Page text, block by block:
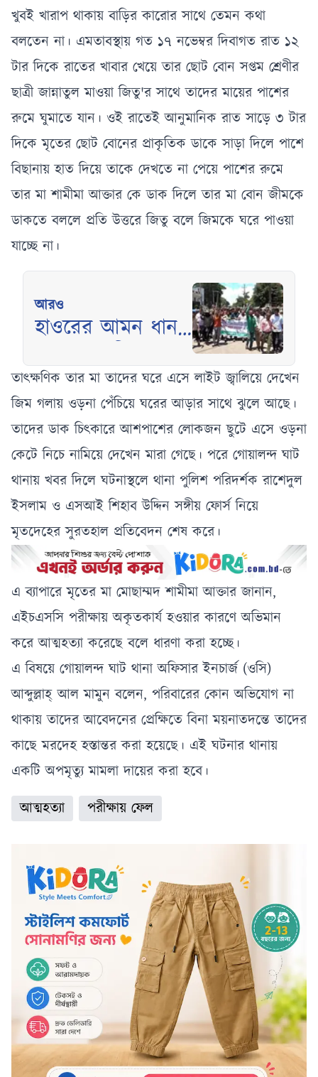
খুবই খারাপ থাকায় বাড়ির কারোর সাথে তেমন কথা
বলতেন না। এমতাবস্থায় গত ১৭ নভেম্বর দিবাগত রাত ১২
টার দিকে রাতের খাবার খেয়ে তার ছোট বোন সপ্তম শ্রেণীর
ছাত্রী জান্নাতুল মাওয়া জিতু'র সাথে তাদের মায়ের পাশের
রুমে ঘুমাতে যান। ওই রাতেই আনুমানিক রাত সাড়ে ৩ টার
দিকে মৃতের ছোট বোনের প্রাকৃতিক ডাকে সাড়া দিলে পাশে
বিছানায় হাত দিয়ে তাকে দেখতে না পেয়ে পাশের রুমে
তার মা শামীমা আক্তার কে ডাক দিলে তার মা বোন জীমকে
ডাকতে বললে প্রতি উত্তরে জিতু বলে জিমকে ঘরে পাওয়া
যাচ্ছে না।
আরও
হাওরের আমন ধান
নিষ্কাশনের দাবিতে
মৌলভীবাজারে
বিক্ষোভ
তাৎক্ষণিক তার মা তাদের ঘরে এসে লাইট জ্বালিয়ে দেখেন
জিম গলায় ওড়না পেঁচিয়ে ঘরের আড়ার সাথে ঝুলে আছে।
তাদের ডাক চিৎকারে আশপাশের লোকজন ছুটে এসে ওড়না
কেটে নিচে নামিয়ে দেখেন মারা গেছে। পরে গোয়ালন্দ ঘাট
থানায় খবর দিলে ঘটনাস্থলে থানা পুলিশ পরিদর্শক রাশেদুল
ইসলাম ও এস‌আই শিহাব উদ্দিন সঙ্গীয় ফোর্স নিয়ে
মৃতদেহের সুরতহাল প্রতিবেদন শেষ করে।
এ ব্যাপারে মৃতের মা মোছাম্মদ শামীমা আক্তার জানান,
এইচএসসি পরীক্ষায় অকৃতকার্য হ‌ওয়ার কারণে অভিমান
করে আত্মহত্যা করেছে বলে ধারণা করা হচ্ছে।
এ বিষয়ে গোয়ালন্দ ঘাট থানা অফিসার ইনচার্জ (ওসি)
আব্দুল্লাহ্ আল মামুন বলেন, পরিবারের কোন অভিযোগ না
থাকায় তাদের আবেদনের প্রেক্ষিতে বিনা ময়নাতদন্তে তাদের
কাছে মরদেহ হস্তান্তর করা হয়েছে। এই ঘটনার থানায়
একটি অপমৃত্যু মামলা দায়ের করা হবে।
আত্মহত্যা
পরীক্ষায় ফেল